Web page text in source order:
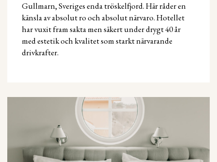
Gullmarn, Sveriges enda tröskelfjord. Här råder en
känsla av absolut ro och absolut närvaro. Hotellet
har vuxit fram sakta men säkert under drygt 40 år
med estetik och kvalitet som starkt närvarande
drivkrafter.